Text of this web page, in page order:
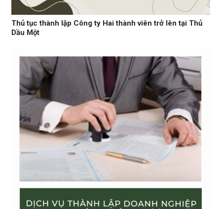
Thủ tục thành lập Công ty Hai thành viên trở lên tại Thủ
Dầu Một